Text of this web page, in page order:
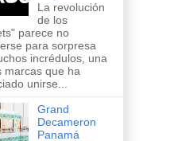
La revolución
de los
parece no
para sorpresa
incrédulos, una
marcas que ha
unirse...
Grand
Decameron
Panamá